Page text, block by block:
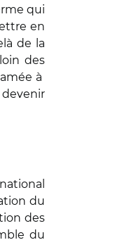
qui
en
de la
des
à
du
des
du